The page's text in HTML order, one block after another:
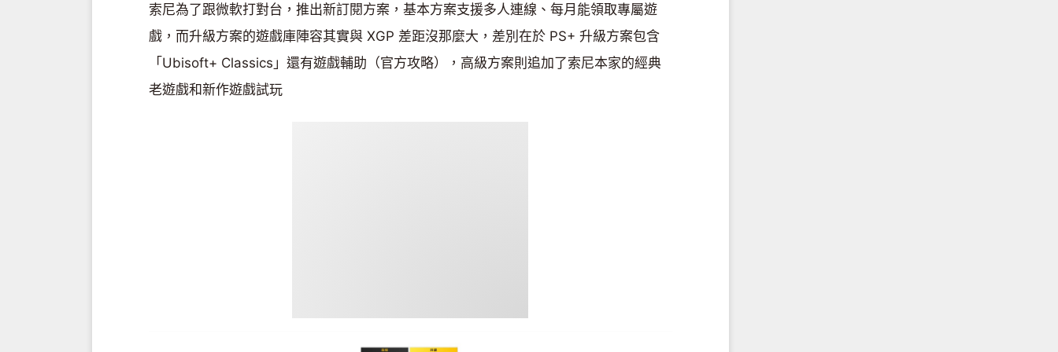
索尼為了跟微軟打對台，推出新訂閱方案，基本方案支援多人連線、每月能領取專屬遊
戲，而升級方案的遊戲庫陣容其實與 XGP 差距沒那麼大，差別在於 PS+ 升級方案包含
「Ubisoft+ Classics」還有遊戲輔助（官方攻略），高級方案則追加了索尼本家的經典
老遊戲和新作遊戲試玩